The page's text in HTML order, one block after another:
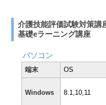
介護技能評価試験対策講
基礎eラーニング講座
パソコン
端末 OS
Windows 8.1,10,11